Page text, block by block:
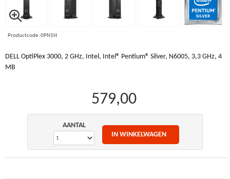
Productcode :0PN1H
DELL OptiPlex 3000, 2 GHz, Intel, Intel® Pentium® Silver, N6005, 3,3 GHz, 4
MB
579,00
AANTAL